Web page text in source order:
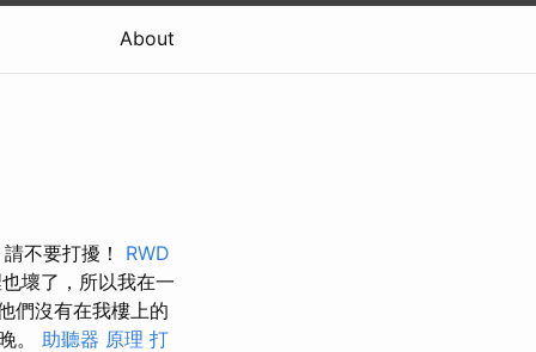
About
不要打擾！ RWD
壞了，所以我在一
們沒有在我樓上的
。 助聽器 原理 打